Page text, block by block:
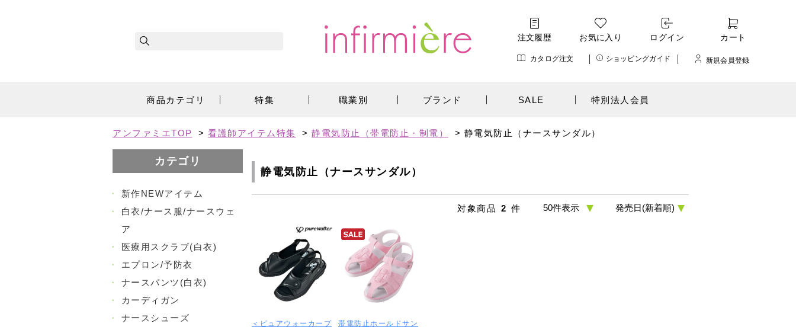
注文履歴 お気に入り ログイン カート
カタログ注文 ショッピングガイド 新規会員登録
商品カテゴリ 特集 職業別 ブランド SALE 特別法人会員
アンファミエTOP > 看護師アイテム特集 > 静電気防止（帯電防止・制電） > 静電気防止（ナースサンダル）
カテゴリ
・
新作NEWアイテム
・
白衣/ナース服/ナースウェ
ア
・
医療用スクラブ(白衣)
・
エプロン/予防衣
・
ナースパンツ(白衣)
・
カーディガン
・
ナースシューズ
静電気防止（ナースサンダル）
対象商品 2 件
＜ピュアウォーカープ 帯電防止ホールドサン